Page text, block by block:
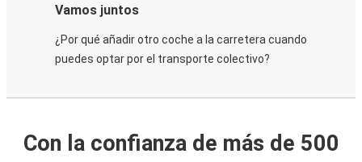
Vamos juntos
¿Por qué añadir otro coche a la carretera cuando
puedes optar por el transporte colectivo?
Con la confianza de más de 500